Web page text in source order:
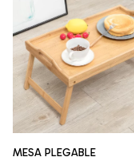
MESA PLEGABLE